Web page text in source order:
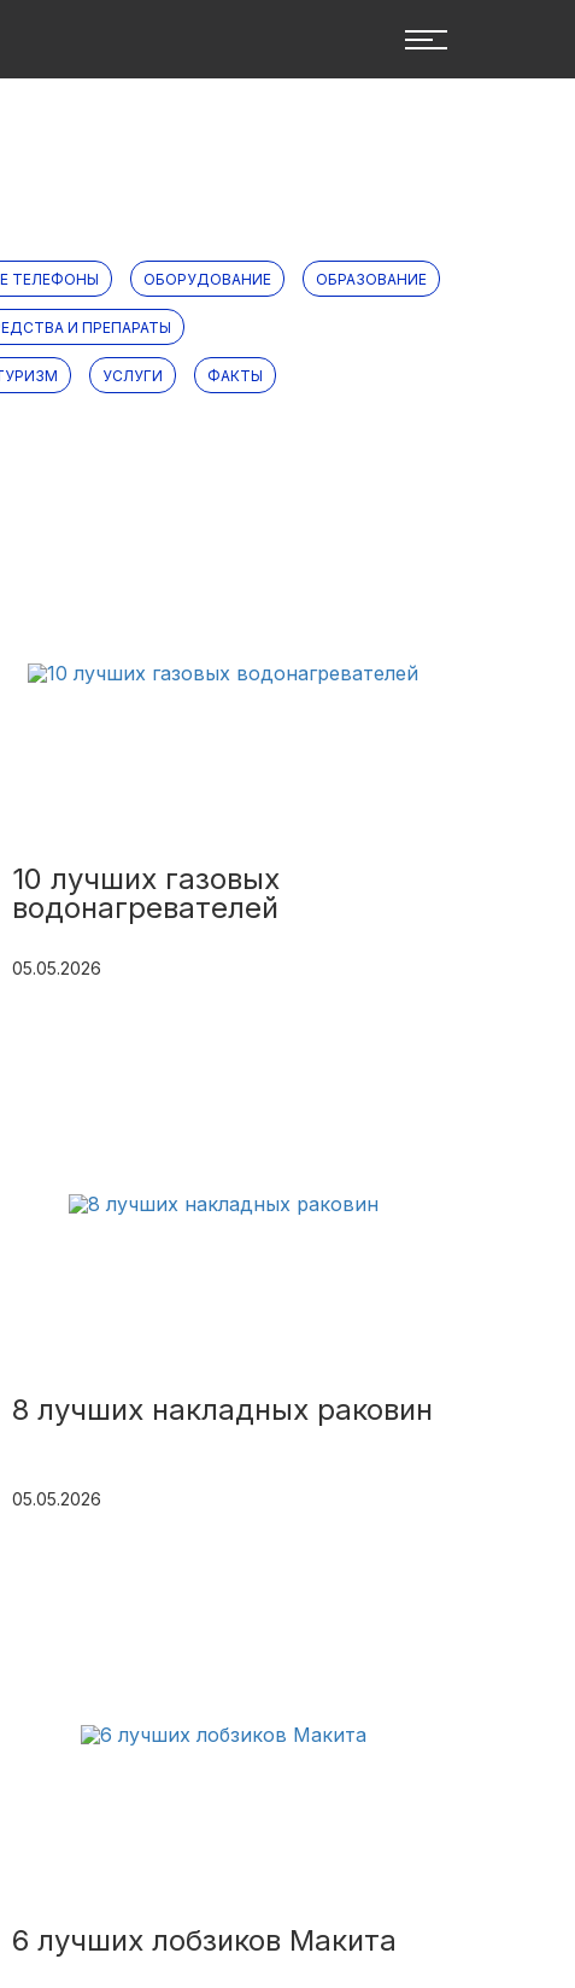
ТЕЛЕФОНЫ ОБОРУДОВАНИЕ ОБРАЗОВАНИЕ
И ПРЕПАРАТЫ
УСЛУГИ ФАКТЫ
10 лучших газовых
водонагревателей
05.05.2026
8 лучших накладных раковин
05.05.2026
6 лучших лобзиков Макита